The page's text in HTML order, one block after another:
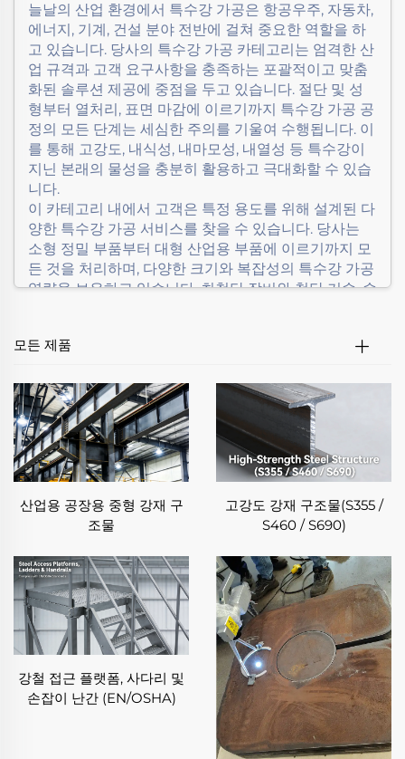
늘날의 산업 환경에서 특수강 가공은 항공우주, 자동차,
에너지, 기계, 건설 분야 전반에 걸쳐 중요한 역할을 하
고 있습니다. 당사의 특수강 가공 카테고리는 엄격한 산
업 규격과 고객 요구사항을 충족하는 포괄적이고 맞춤
화된 솔루션 제공에 중점을 두고 있습니다. 절단 및 성
형부터 열처리, 표면 마감에 이르기까지 특수강 가공 공
정의 모든 단계는 세심한 주의를 기울여 수행됩니다. 이
를 통해 고강도, 내식성, 내마모성, 내열성 등 특수강이
지닌 본래의 물성을 충분히 활용하고 극대화할 수 있습
니다.
이 카테고리 내에서 고객은 특정 용도를 위해 설계된 다
양한 특수강 가공 서비스를 찾을 수 있습니다. 당사는
소형 정밀 부품부터 대형 산업용 부품에 이르기까지 모
든 것을 처리하며, 다양한 크기와 복잡성의 특수강 가공
역량을 보유하고 있습니다. 최첨단 장비와 첨단 기술, 숙
관리, 고객 중심에 대한 약속을 통해 특수강 가공 서비
필요한 기업들의 믿음직한 파트너가 되고 있습니다.
당사의 특수강 가공 서비스 주요 장점
✦ 뛰어난 재료 호환성:
금강, 고속도강, 내열강 등 다양한 종류의 특수강을 대상
으로 합니다. 이러한 광범위한 호환성 덕분에 각기 다른
사항에도 부합할 수 있습니다. 해양용 부품에 필요한 내
식성이나 절삭 공구에 요구되는 높은 경도와 같은 특성
이 필요하든, 당사의 특수강 가공 기술은 각 강종의 성
능을 극대화하도록 최적화되어 있습니다.
✦ 정밀 엔지니어링 및 엄격한 허용 공차:
정밀도는 당사의 특수강 가공 작업에서 핵심입니다. 당
사는 CNC 밀링, 선반 가공 및 연삭과 같은 첨단 기계 가
공 기술과 더불어 정교한 검사 장비를 활용하여 특수강
가공 프로젝트에서 ±0.001mm에 이르는 엄격한 공차
모든 제품
산업용 공장용 중형 강재 구
조물
고강도 강재 구조물(S355 /
S460 / S690)
강철 접근 플랫폼, 사다리 및
손잡이 난간 (EN/OSHA)